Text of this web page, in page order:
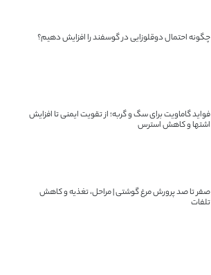
چگونه احتمال دوقلوزایی در گوسفند را افزایش دهیم؟
فواید گاماویت برای سگ و گربه؛ از تقویت ایمنی تا افزایش
اشتها و کاهش استرس
صفر تا صد پرورش مرغ گوشتی | مراحل، تغذیه و کاهش
تلفات